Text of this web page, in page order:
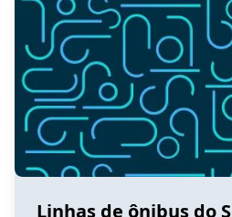
Linhas de ônibus do